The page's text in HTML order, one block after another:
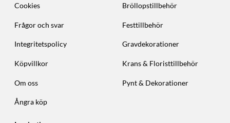
Cookies
Frågor och svar
Integritetspolicy
Köpvillkor
Om oss
Ångra köp
Bröllopstillbehör
Festtillbehör
Gravdekorationer
Krans & Floristtillbehör
Pynt & Dekorationer